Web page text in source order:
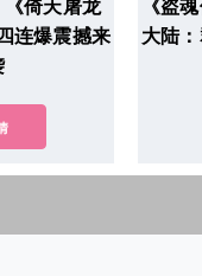
倚天屠龙
连爆震撼来
《盗
大陆